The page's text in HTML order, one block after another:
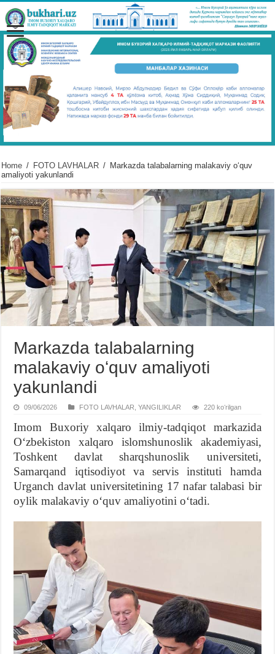
Home / FOTO LAVHALAR / Markazda talabalarning malakaviy oʻquv
amaliyoti yakunlandi
Markazda talabalarning
malakaviy oʻquv amaliyoti
yakunlandi
09/06/2026 FOTO LAVHALAR ,YANGILIKLAR 220 koʻrilgan
Imom Buxoriy xalqaro ilmiy-tadqiqot markazida
Oʻzbekiston xalqaro islomshunoslik akademiyasi,
Toshkent davlat sharqshunoslik universiteti,
Samarqand iqtisodiyot va servis instituti hamda
Urganch davlat universitetining 17 nafar talabasi bir
oylik malakaviy oʻquv amaliyotini oʻtadi.